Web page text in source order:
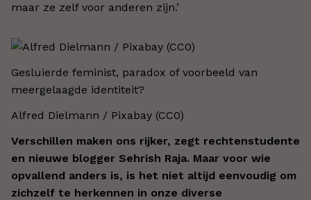
maar ze zelf voor anderen zijn.’
Gesluierde feminist, paradox of voorbeeld van
meergelaagde identiteit?
Alfred Dielmann / Pixabay (CC0)
Verschillen maken ons rijker, zegt rechtenstudente
en nieuwe blogger Sehrish Raja. Maar voor wie
opvallend anders is, is het niet altijd eenvoudig om
zichzelf te herkennen in onze diverse